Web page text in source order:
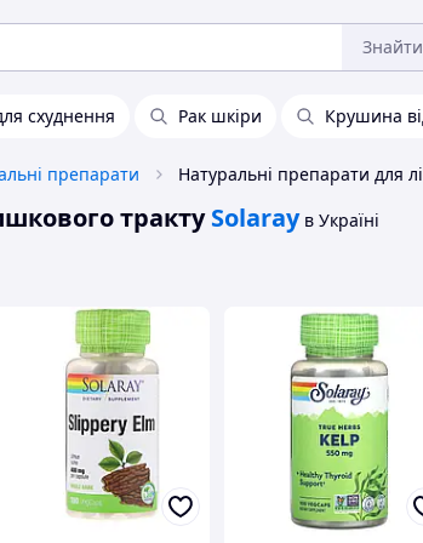
Знайти
схуднення Рак шкіри Крушина
препарати
тракту Solaray в Україні